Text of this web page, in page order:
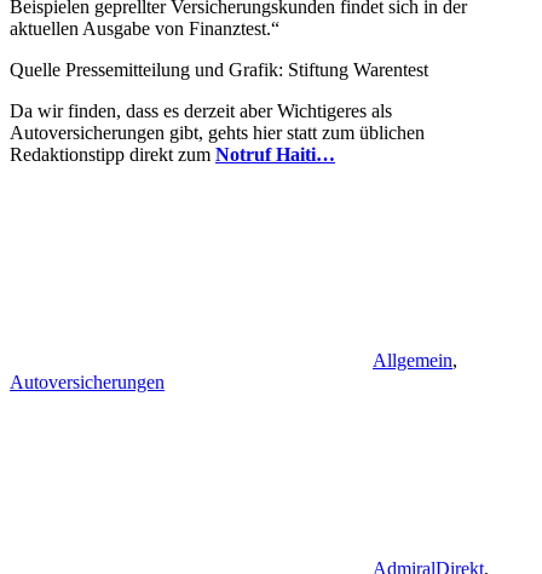
Beispielen geprellter Versicherungskunden findet sich in der
aktuellen Ausgabe von Finanztest.“
Quelle Pressemitteilung und Grafik: Stiftung Warentest
Da wir finden, dass es derzeit aber Wichtigeres als
Autoversicherungen gibt, gehts hier statt zum üblichen
Redaktionstipp direkt zum Notruf Haiti…
Allgemein,
Autoversicherungen
AdmiralDirekt,